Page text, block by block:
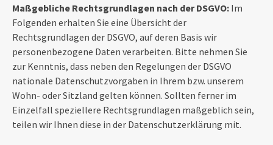
Maßgebliche Rechtsgrundlagen nach der DSGVO: Im
Folgenden erhalten Sie eine Übersicht der
Rechtsgrundlagen der DSGVO, auf deren Basis wir
personenbezogene Daten verarbeiten. Bitte nehmen Sie
zur Kenntnis, dass neben den Regelungen der DSGVO
nationale Datenschutzvorgaben in Ihrem bzw. unserem
Wohn- oder Sitzland gelten können. Sollten ferner im
Einzelfall speziellere Rechtsgrundlagen maßgeblich sein,
teilen wir Ihnen diese in der Datenschutzerklärung mit.